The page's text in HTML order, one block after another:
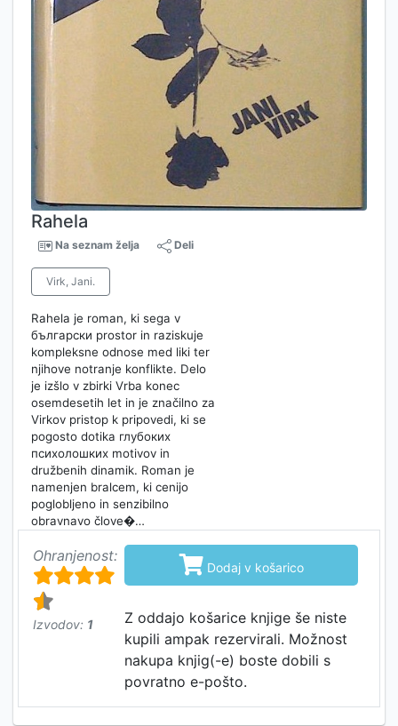
Rahela
Na seznam želja Deli
Virk, Jani.
Rahela je roman, ki sega v
български prostor in raziskuje
kompleksne odnosе med liki ter
njihove notranje konflikte. Delo
je izšlo v zbirki Vrba konec
osemdesetih let in je značilno za
Virkov pristop k pripovedi, ki se
pogosto dotika глубоких
психолошких motivov in
družbenih dinamik. Roman je
namenjen bralcem, ki cenijo
poglobljeno in senzibilno
obravnavo člove�…
Ohranjenost:
Izvodov: 1
 Dodaj v košarico
Z oddajo košarice knjige še niste
kupili ampak rezervirali. Možnost
nakupa knjig(-e) boste dobili s
povratno e-pošto.